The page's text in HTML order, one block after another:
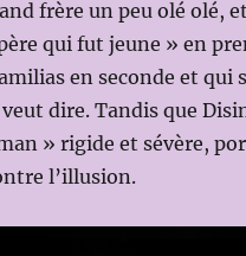
frère un peu olé olé,
qui fut jeune » en
en seconde et qui
dire. Tandis que
» rigide et sévère,
l’illusion.